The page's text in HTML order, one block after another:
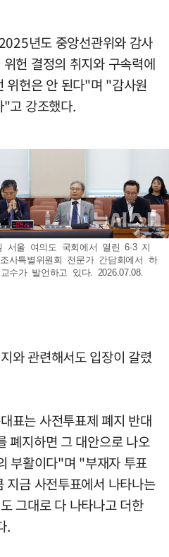
년도 중앙선관위와 감사
헌 결정의 취지와 구속력에
위헌은 안 된다"며 "감사원
"고 강조했다.
서울 여의도 국회에서 열린 6·3 지
사특별위원회 전문가 간담회에서 하
수가 발언하고 있다. 2026.07.08.
와 관련해서도 입장이 갈렸
표는 사전투표제 폐지 반대
폐지하면 그 대안으로 나오
부활이다"며 "부재자 투표
지금 사전투표에서 나타나는
그대로 다 나타나고 더한
.